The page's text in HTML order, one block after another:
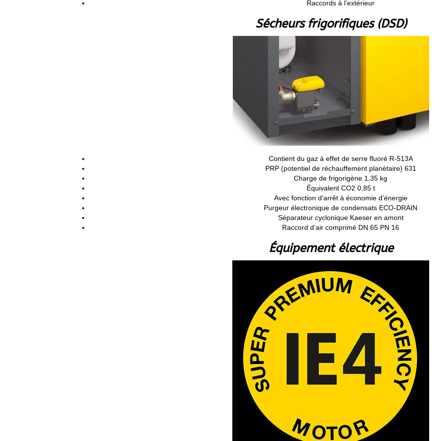
Raccords à l’extérieur
Sécheurs frigorifiques (DSD)
Contient du gaz à effet de serre fluoré R-513A
PRP (potentiel de réchauffement planétaire) 631
Charge de frigorigène 1,35 kg
Équivalent CO2 0,85 t
Avec fonction d’arrêt à économie d’énergie
Purgeur électronique de condensats ECO-DRAIN
Séparateur cyclonique Kaeser en amont
Raccord d’air comprimé DN 65 PN 16
Équipement électrique